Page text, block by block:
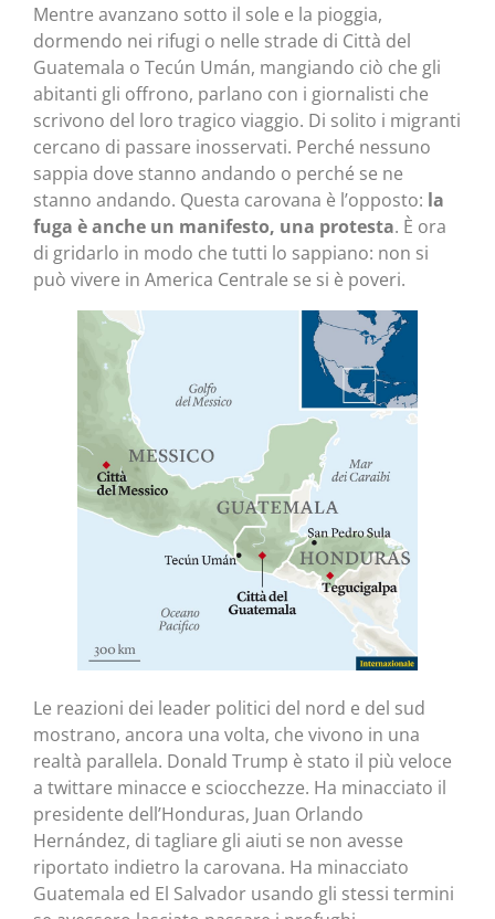
Mentre avanzano sotto il sole e la pioggia,
dormendo nei rifugi o nelle strade di Città del
Guatemala o Tecún Umán, mangiando ciò che gli
abitanti gli offrono, parlano con i giornalisti che
scrivono del loro tragico viaggio. Di solito i migranti
cercano di passare inosservati. Perché nessuno
sappia dove stanno andando o perché se ne
stanno andando. Questa carovana è l’opposto: la
fuga è anche un manifesto, una protesta. È ora
di gridarlo in modo che tutti lo sappiano: non si
può vivere in America Centrale se si è poveri.
Le reazioni dei leader politici del nord e del sud
mostrano, ancora una volta, che vivono in una
realtà parallela. Donald Trump è stato il più veloce
a twittare minacce e sciocchezze. Ha minacciato il
presidente dell’Honduras, Juan Orlando
Hernández, di tagliare gli aiuti se non avesse
riportato indietro la carovana. Ha minacciato
Guatemala ed El Salvador usando gli stessi termini